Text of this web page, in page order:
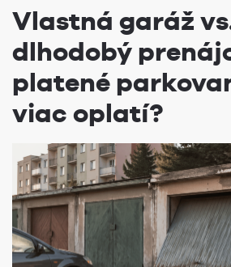
Vlastná garáž
dlhodobý
platené
viac oplatí?